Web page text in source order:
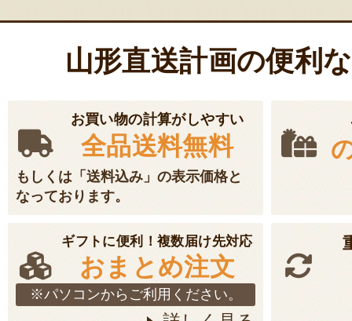
あり、メッセージでのご連絡ができ
・メッセージでのご連絡後、返信期
だけない場合
・アンバサダー就任後、活動をして
・アンバサダー特典を、第三者に譲
明した場合
・その他、本企画の目的と合致しな
場合
▼本企画に関する投稿について
・弊社は、本企画の指定ハッシュタ
た画像および投稿文について、期間
山形直送計画の便利
お買い物の計算がしやすい
全品送料無料
もしくは「送料込み」の表示価格と
なっております。
ギフトに便利！複数届け先対応
おまとめ注文
※パソコンからご利用ください。